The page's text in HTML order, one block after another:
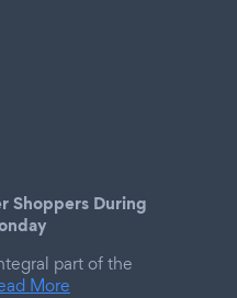
Shoppers During
part of the
More